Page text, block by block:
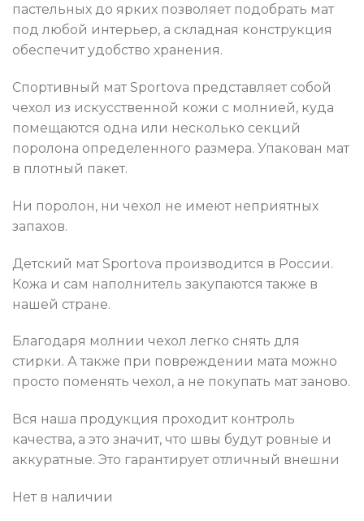
пастельных до ярких позволяет подобрать мат
под любой интерьер, а складная конструкция
обеспечит удобство хранения.
Спортивный мат Sportova представляет собой
чехол из искусственной кожи с молнией, куда
помещаются одна или несколько секций
поролона определенного размера. Упакован мат
в плотный пакет.
Ни поролон, ни чехол не имеют неприятных
запахов.
Детский мат Sportova производится в России.
Кожа и сам наполнитель закупаются также в
нашей стране.
Благодаря молнии чехол легко снять для
стирки. А также при повреждении мата можно
просто поменять чехол, а не покупать мат заново.
Вся наша продукция проходит контроль
качества, а это значит, что швы будут ровные и
аккуратные. Это гарантирует отличный внешни
Нет в наличии